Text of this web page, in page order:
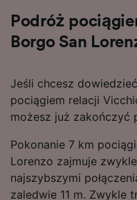
Podróż
Borgo San
Jeśli chcesz
pociągiem relacji
możesz już zakończyć
Pokonanie 7 km
Lorenzo zajmuje
najszybszymi
zaledwie 11 m. Zwykle